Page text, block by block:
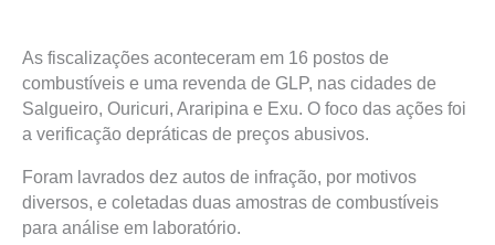
As fiscalizações aconteceram em 16 postos de
combustíveis e uma revenda de GLP, nas cidades de
Salgueiro, Ouricuri, Araripina e Exu. O foco das ações foi
a verificação depráticas de preços abusivos.
Foram lavrados dez autos de infração, por motivos
diversos, e coletadas duas amostras de combustíveis
para análise em laboratório.